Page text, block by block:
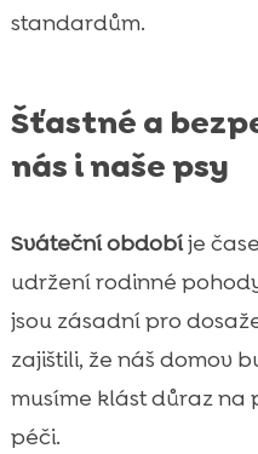
standardům.
Šťastné a
nás i naše psy
Sváteční obdobíje
udržení rodinné
jsou zásadní pro
zajištili, že náš domov
musíme klást důraz
péči.